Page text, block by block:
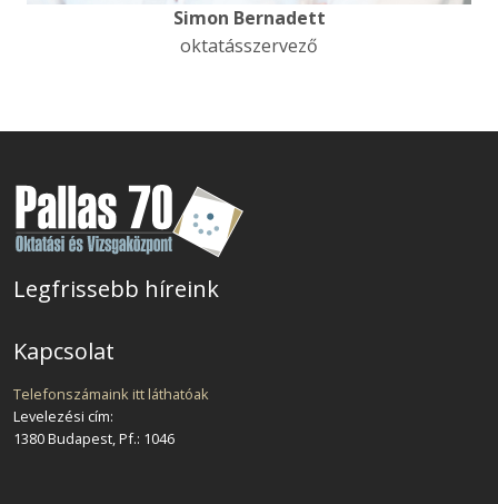
Simon Bernadett
oktatásszervező
Legfrissebb híreink
Kapcsolat
Telefonszámaink itt láthatóak
Levelezési cím:
1380 Budapest, Pf.: 1046